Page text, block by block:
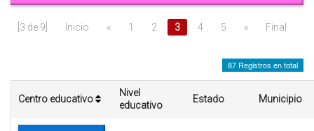
INTERÉS
ESCUELA DE LA REPUBLICA
[3 de 9] Inicio « 1 2 3 4 5 » Final
87 Registros en total
Centro educativo
Nivel
educativo
Estado Municipio